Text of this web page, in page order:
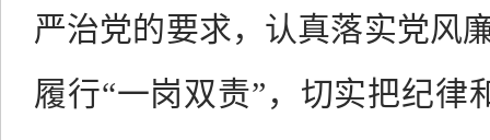
严治党的要求，认真落实党风
履行“一岗双责”，切实把纪律